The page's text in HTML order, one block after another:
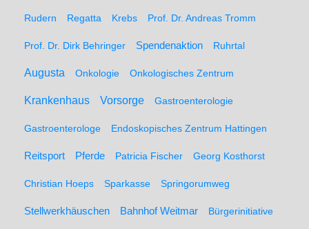
Rudern Regatta Krebs Prof. Dr. Andreas Tromm
Prof. Dr. Dirk Behringer Spendenaktion Ruhrtal
Augusta Onkologie Onkologisches Zentrum
Krankenhaus Vorsorge Gastroenterologie
Gastroenterologe Endoskopisches Zentrum Hattingen
Reitsport Pferde Patricia Fischer Georg Kosthorst
Christian Hoeps Sparkasse Springorumweg
Stellwerkhäuschen Bahnhof Weitmar Bürgerinitiative